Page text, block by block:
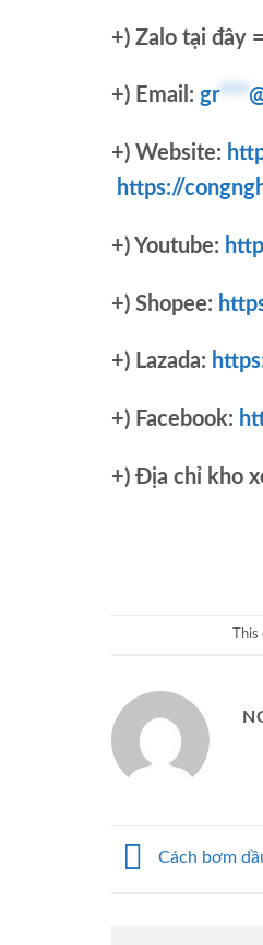
+) Zalo tại đây
+) Email: gr***
+) Website:
https://
+) Youtube:
+) Shopee:
+) Lazada:
+) Facebook:
+) Địa chỉ kho
Cách bơm